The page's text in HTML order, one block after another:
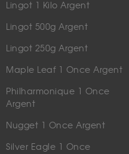
Lingot 1 Kilo Argent
Lingot 500g Argent
Lingot 250g Argent
Maple Leaf 1 Once Argent
Philharmonique 1 Once
Argent
Nugget 1 Once Argent
Silver Eagle 1 Once